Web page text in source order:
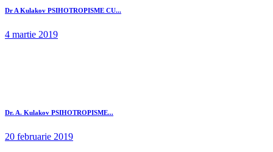
Dr A Kulakov PSIHOTROPISME CU...
4 martie 2019
Dr. A. Kulakov PSIHOTROPISME...
20 februarie 2019